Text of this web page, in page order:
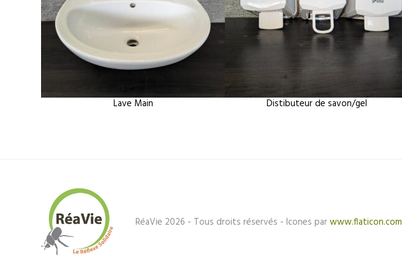
Lave Main Distibuteur de savon/gel
RéaVie 2026 - Tous droits réservés - Icones parwww.flaticon.com